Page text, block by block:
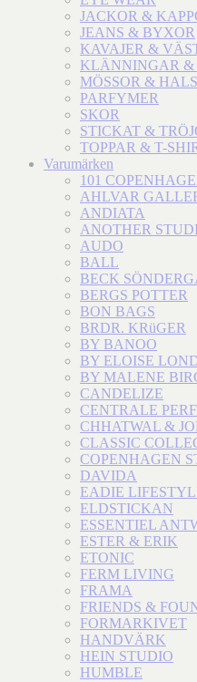
JACKOR &
JEANS & BYXOR
KAVAJER &
KLÄNNINGAR &
MÖSSOR &
PARFYMER
SKOR
STICKAT &
TOPPAR & T-
Varumärken
101
AHLVAR
ANDIATA
ANOTHER
AUDO
BALL
BECK
BERGS POTTER
BON BAGS
BRDR. KRüGER
BY BANOO
BY ELOISE
BY MALENE
CANDELIZE
CENTRALE
CHHATWAL &
CLASSIC
COPENHAGEN
DAVIDA
EADIE
ELDSTICKAN
ESSENTIEL
ESTER & ERIK
ETONIC
FERM LIVING
FRAMA
FRIENDS &
FORMARKIVET
HANDVÄRK
HEIN STUDIO
HUMBLE